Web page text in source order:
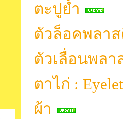
ตะปูย้ำ
ตัวล็อคพลา
ตัวเลื่อนพลา
ตาไก่ :
ผ้า